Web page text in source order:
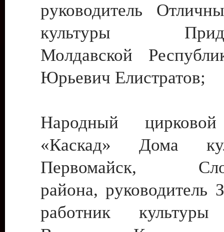
руководитель
культуры
Молдавской
Юрьевич Елистратов;
Народный цирковой
«Каскад» Дома
Первомайск,
района, руководитель
работник культуры